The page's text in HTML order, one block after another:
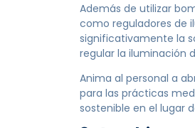
Además de utilizar
como reguladores de
significativamente la
regular la iluminación
Anima al personal a
para las prácticas
sostenible en el lugar